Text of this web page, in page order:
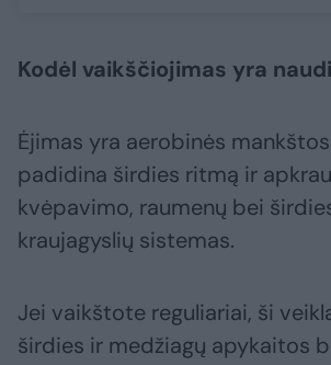
Kodėl vaikščiojimas yra
Ėjimas yra aerobinės
padidina širdies ritmą ir
kvėpavimo, raumenų bei
kraujagyslių sistemas.
Jei vaikštote reguliariai, ši
širdies ir medžiagų apykaitos